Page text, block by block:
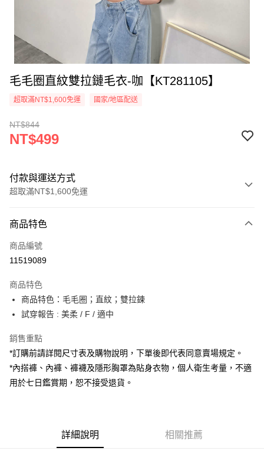
毛毛圈直紋雙拉鏈毛衣-咖【KT281105】
超取滿NT$1,600免運 國家/地區配送
NT$844
NT$499
付款與運送方式
超取滿NT$1,600免運
信用卡一次付款
超商取貨付款
Apple Pay
街口支付
Google Pay
大哥付你分期
相關說明
AFTEE先享後付是「在收到商品之後才付款」的支付方式。 讓您購物簡單
商品特色
商品編號
11519089
商品特色
商品特色：毛毛圈；直紋；雙拉鍊
試穿報告 : 美柔 / F / 適中
銷售重點
*訂購前請詳閱尺寸表及購物說明，下單後即代表同意賣場規定。
*內搭褲、內褲、褲襪及隱形胸罩為貼身衣物，個人衛生考量，不適
用於七日鑑賞期，恕不接受退貨。
詳細說明 相關推薦